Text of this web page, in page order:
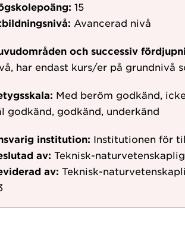
15
Avancerad nivå
och successiv
har endast kurs/er på grundnivå
Med beröm godkänd,
godkänd, godkänd, underkänd
institution: Institutionen för
av: Teknisk-
av: Teknisk-